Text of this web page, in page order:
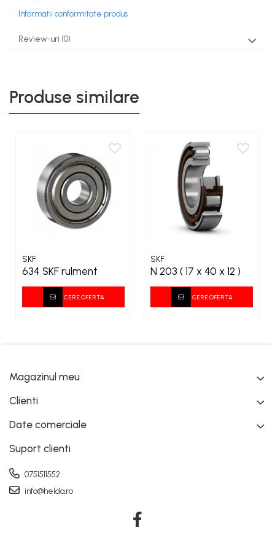
Informatii conformitate produs
Review-uri (0)
Produse similare
SKF
634 SKF rulment
CERE OFERTA
SKF
N 203 ( 17 x 40 x 12 )
CERE OFERTA
Magazinul meu
Clienti
Date comerciale
Suport clienti
0751511552
info@helda.ro